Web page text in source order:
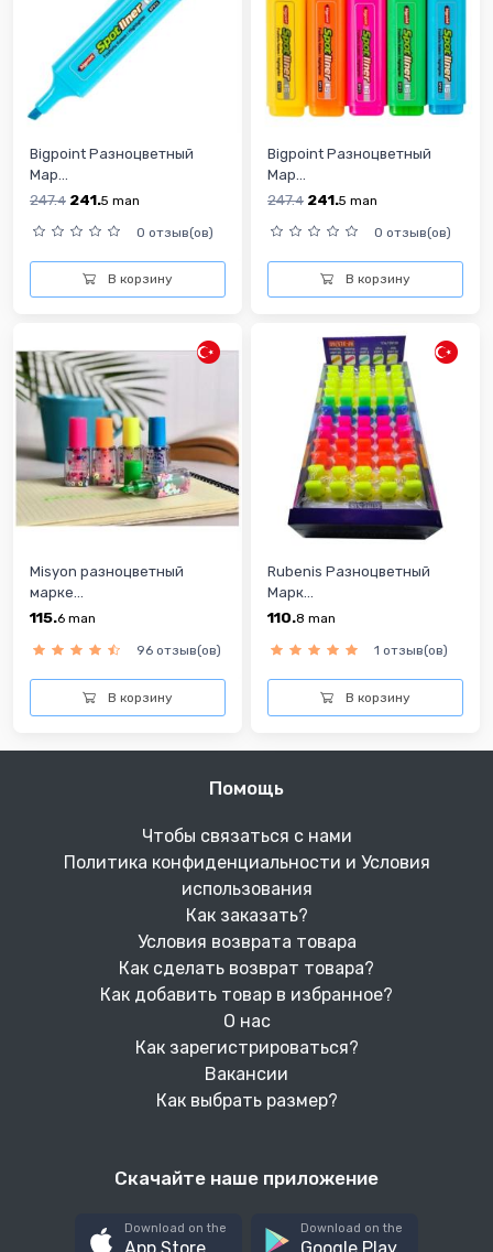
Bigpoint Разноцветный
Мар...
247.4 241.5 man
0 отзыв(ов)
В корзину
Bigpoint Разноцветный
Мар...
247.4 241.5 man
0 отзыв(ов)
В корзину
Misyon разноцветный
марке...
115.6 man
96 отзыв(ов)
В корзину
Rubenis Разноцветный
Марк...
110.8 man
1 отзыв(ов)
В корзину
Помощь
Чтобы связаться с нами
Политика конфиденциальности и Условия
использования
Как заказать?
Условия возврата товара
Как сделать возврат товара?
Как добавить товар в избранное?
О нас
Как зарегистрироваться?
Вакансии
Как выбрать размер?
Скачайте наше приложение
Download on the Download on the